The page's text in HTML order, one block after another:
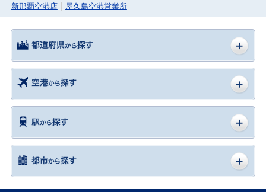
新那覇空港店
屋久島空港営業所